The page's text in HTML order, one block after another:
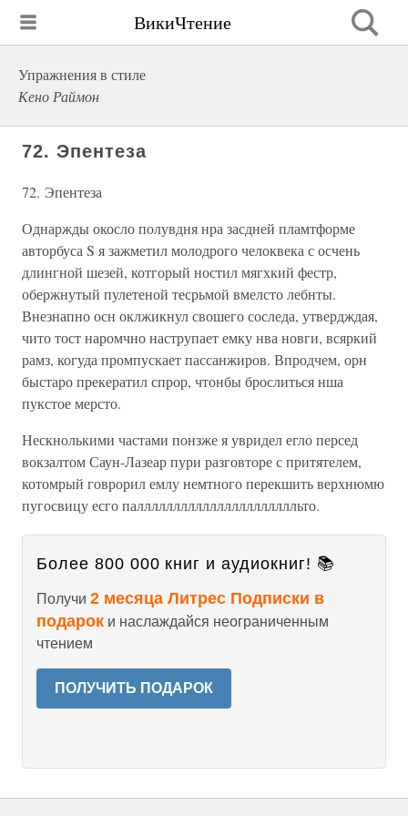
ВикиЧтение
Упражнения в стиле
Кено Раймон
72. Эпентеза
72. Эпентеза
Однаржды окосло полувдня нра засдней пламтформе
авторбуса S я зажметил молодрого челоквека с осчень
длингной шезей, котгорый ностил мягхкий фестр,
обержнутый пулетеной тесрьмой вмелсто лебнты.
Внезнапно осн оклжикнул свошего соследа, утвердждая,
чито тост наромчно наструпает емку нва новги, всяркий
рамз, когуда промпускает пассанжиров. Впродчем, орн
быстаро прекератил спрор, чтонбы брослиться нша
пукстое мерсто.
Нескнолькими частами понзже я увридел егло персед
вокзалтом Саун-Лазеар пури разговторе с притятелем,
котомрый говрорил емлу немтного перекшить верхнюмю
пугосвицу есго палллллллллллллллллллллльто.
Более 800 000 книг и аудиокниг! 📚
Получи 2 месяца Литрес Подписки в
подарок и наслаждайся неограниченным
чтением
ПОЛУЧИТЬ ПОДАРОК